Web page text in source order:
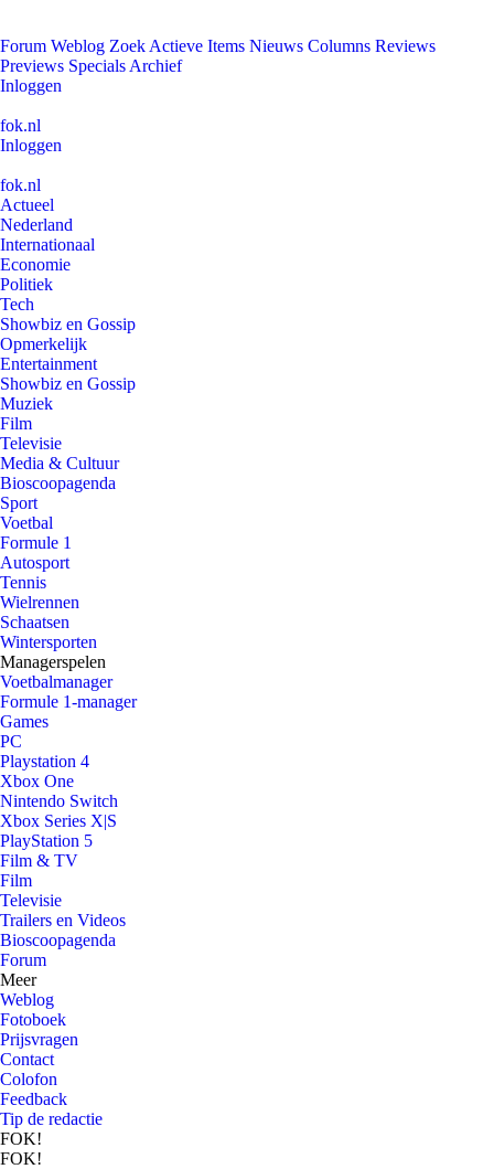
Forum Weblog Zoek Actieve Items Nieuws Columns Reviews
Previews Specials Archief
Inloggen
fok.nl
Inloggen
fok.nl
Actueel
Nederland
Internationaal
Economie
Politiek
Tech
Showbiz en Gossip
Opmerkelijk
Entertainment
Showbiz en Gossip
Muziek
Film
Televisie
Media & Cultuur
Bioscoopagenda
Sport
Voetbal
Formule 1
Autosport
Tennis
Wielrennen
Schaatsen
Wintersporten
Managerspelen
Voetbalmanager
Formule 1-manager
Games
PC
Playstation 4
Xbox One
Nintendo Switch
Xbox Series X|S
PlayStation 5
Film & TV
Film
Televisie
Trailers en Videos
Bioscoopagenda
Forum
Meer
Weblog
Fotoboek
Prijsvragen
Contact
Colofon
Feedback
Tip de redactie
FOK!
FOK!